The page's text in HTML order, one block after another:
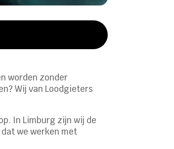
worden zonder
Wij van Loodgieters
In Limburg zijn wij de
we werken met